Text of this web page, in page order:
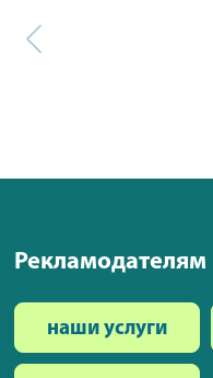
Рекламодателям
наши услуги